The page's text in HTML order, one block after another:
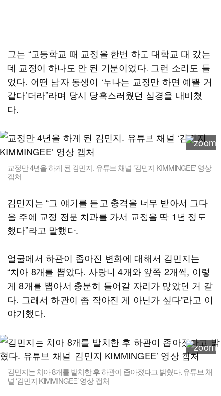
그는 “고등학교 때 교정을 한번 하고 대학교 때 갔는
데 교정이 하나도 안 된 기분이었다. 그런 소리도 들
었다. 어떤 남자 동생이 ‘누나는 교정만 하면 예쁠 거
같다’더라”라며 당시 당혹스러웠던 심경을 내비쳤
다.
교정만 4년을 하게 된 김민지. 유튜브 채널 ‘김민지 KIMMINGEE’ 영상
캡처
김민지는 “그 얘기를 듣고 충격을 너무 받아서 그다
음 주에 교정 전문 치과를 가서 교정을 딱 1년 정도
했다”라고 말했다.
얼굴에서 하관이 좁아진 변화에 대해서 김민지는
“치아 8개를 뽑았다. 사랑니 4개와 앞쪽 2개씩, 이렇
게 8개를 뽑아서 충분히 들어갈 자리가 많았던 거 같
다. 그래서 하관이 좀 작아진 게 아닌가 싶다”라고 이
야기했다.
김민지는 치아 8개를 발치한 후 하관이 좁아졌다고 밝혔다. 유튜브 채
널 ‘김민지 KIMMINGEE’ 영상 캡처